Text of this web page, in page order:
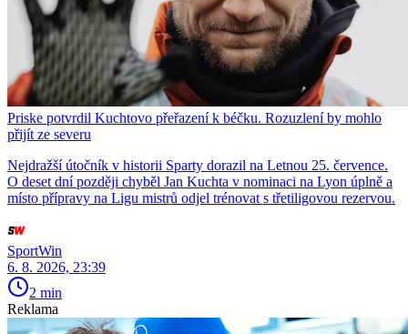
Priske potvrdil Kuchtovo přeřazení k béčku. Rozuzlení by mohlo
přijít ze severu
Nejdražší útočník v historii Sparty dorazil na Letnou 25. července.
O deset dní později chyběl Jan Kuchta v nominaci na Lyon úplně a
místo přípravy na Ligu mistrů odjel trénovat s třetiligovou rezervou.
SportWin
6. 8. 2026, 23:39
2 min
Reklama